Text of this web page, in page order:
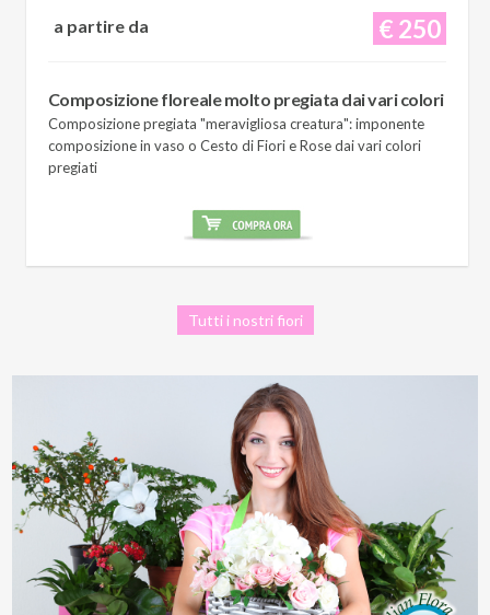
€ 250
a partire da
Composizione floreale molto pregiata dai vari colori
Composizione pregiata "meravigliosa creatura": imponente
composizione in vaso o Cesto di Fiori e Rose dai vari colori
pregiati
Tutti i nostri fiori